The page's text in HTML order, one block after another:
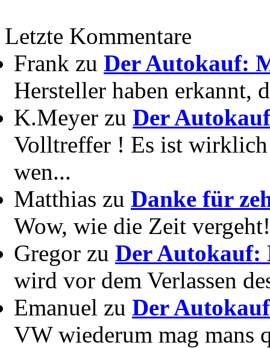
Letzte Kommentare
Frank zu Der Autokauf:
Hersteller haben erkannt,
K.Meyer zu Der
Volltreffer ! Es ist wirklich
wen...
Matthias zu Danke für
Wow, wie die Zeit
Gregor zu Der Autokauf:
wird vor dem Verlassen
Emanuel zu Der
VW wiederum mag mans